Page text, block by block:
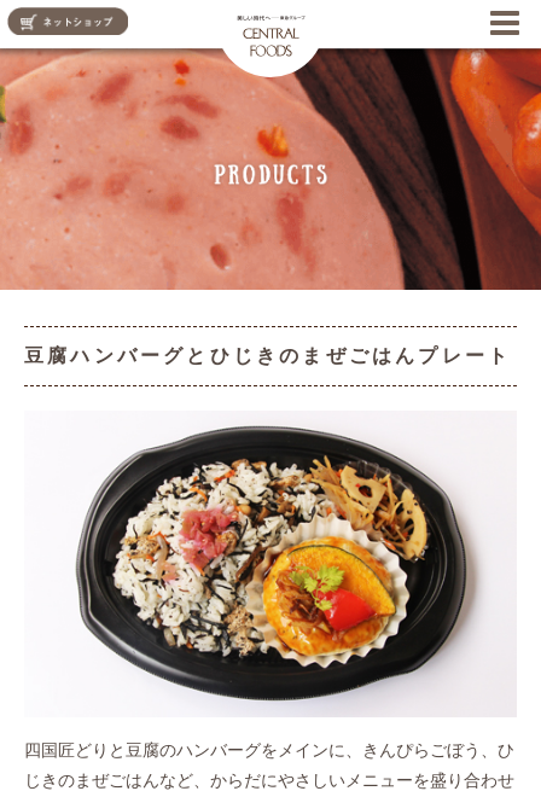
豆腐ハンバーグとひじきのまぜごはんプレート
四国匠どりと豆腐のハンバーグをメインに、きんぴらごぼう、ひ
じきのまぜごはんなど、からだにやさしいメニューを盛り合わせ